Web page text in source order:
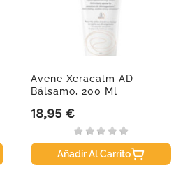
Avene Xeracalm AD
Bálsamo, 200 Ml
Precio
18,95 €
Añadir Al Carrito